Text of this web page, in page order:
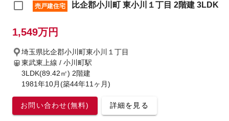
売戸建住宅 比企郡小川町 東小川１丁目 2階建 3LDK
1,549万円
埼玉県比企郡小川町東小川１丁目
東武東上線 / 小川町駅
3LDK(89.42㎡) 2階建
1981年10月(築44年11ヶ月)
お問い合わせ(無料) 詳細を見る